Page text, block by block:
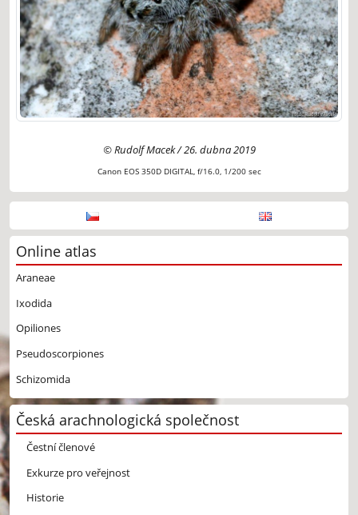
© Rudolf Macek / 26. dubna 2019
Canon EOS 350D DIGITAL, f/16.0, 1/200 sec
Online atlas
Araneae
Ixodida
Opiliones
Pseudoscorpiones
Schizomida
Česká arachnologická společnost
Čestní členové
Exkurze pro veřejnost
Historie